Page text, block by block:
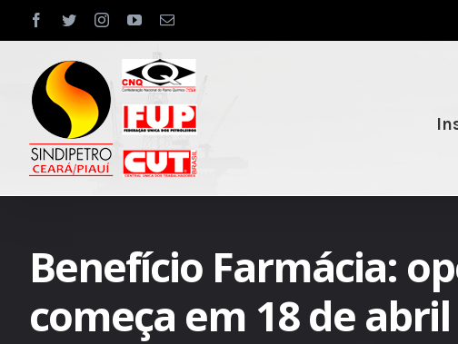
to
content
facebook
twitterinstagram
youtubeEmail
Benefício Farmácia:
começa em 18 de abril